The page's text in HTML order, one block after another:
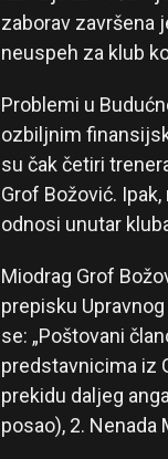
zaborav završena
neuspeh za klub
Problemi u
ozbiljnim
su čak četiri
Grof Božović.
odnosi unutar
Miodrag Grof
prepisku
se: „Poštovani
predstavnicima iz
prekidu daljeg
posao), 2. Nenada